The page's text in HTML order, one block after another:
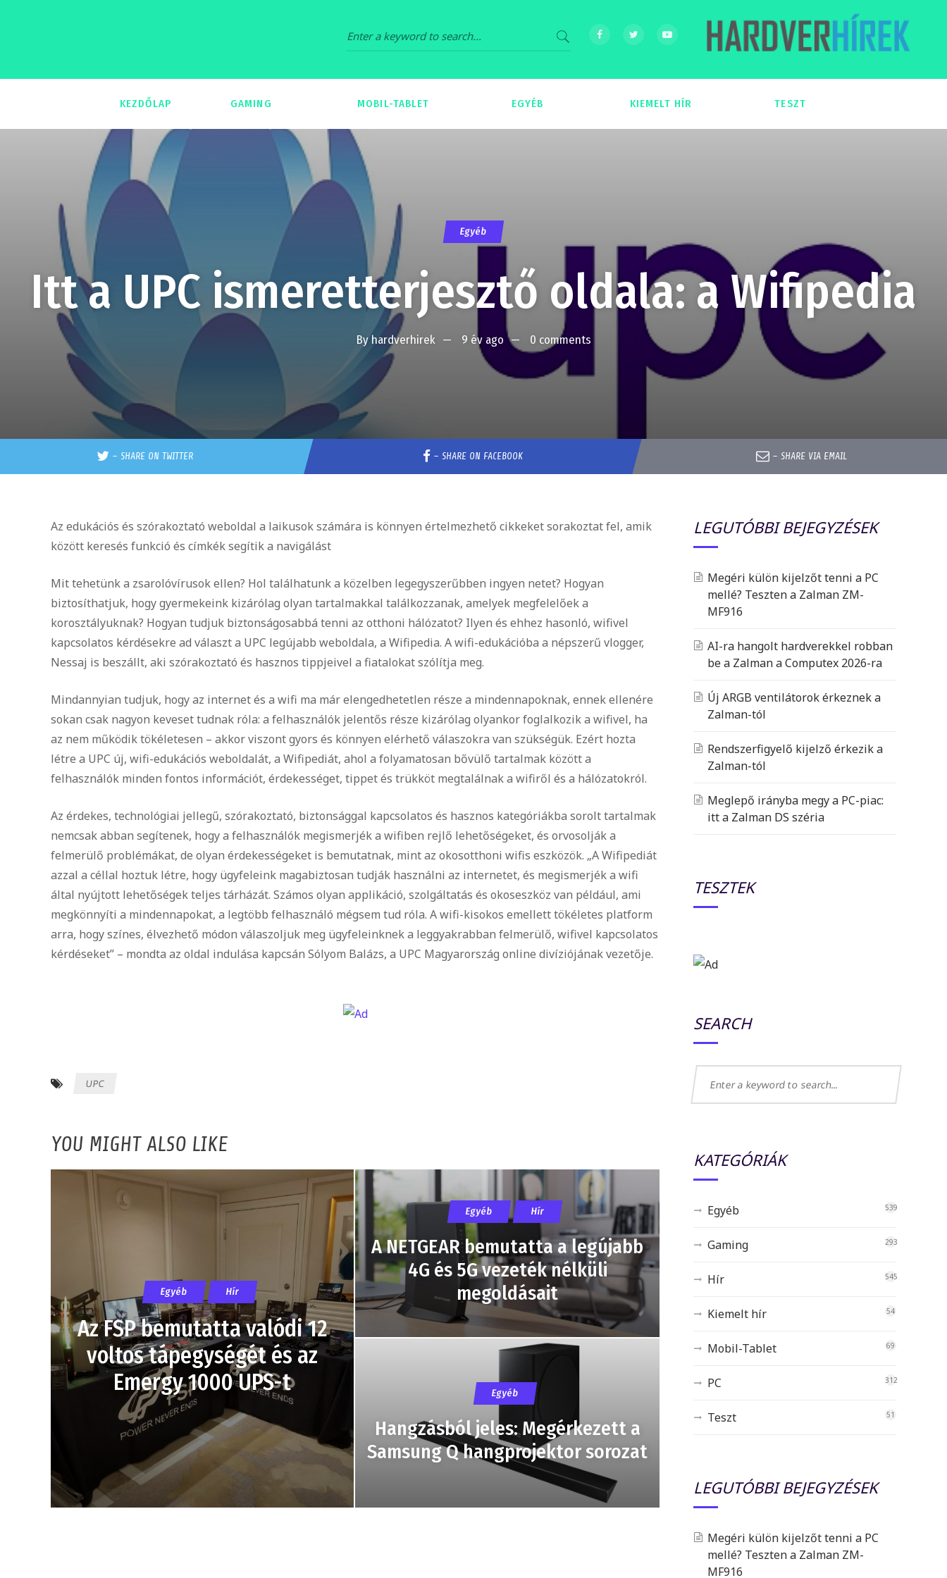
KEZDŐLAP GAMING MOBIL-TABLET EGYÉB KIEMELT HÍR TESZT
Egyéb
Itt a UPC ismeretterjesztő oldala: a Wifipedia
By hardverhirek 9 év ago 0 comments
– SHARE ON TWITTER – SHARE ON FACEBOOK – SHARE VIA EMAIL
Az edukációs és szórakoztató weboldal a laikusok számára is könnyen értelmezhető cikkeket sorakoztat fel, amik
között keresés funkció és címkék segítik a navigálást
Mit tehetünk a zsarolóvírusok ellen? Hol találhatunk a közelben legegyszerűbben ingyen netet? Hogyan
biztosíthatjuk, hogy gyermekeink kizárólag olyan tartalmakkal találkozzanak, amelyek megfelelőek a
korosztályuknak? Hogyan tudjuk biztonságosabbá tenni az otthoni hálózatot? Ilyen és ehhez hasonló, wifivel
kapcsolatos kérdésekre ad választ a UPC legújabb weboldala, a Wifipedia. A wifi-edukációba a népszerű vlogger,
Nessaj is beszállt, aki szórakoztató és hasznos tippjeivel a fiatalokat szólítja meg.
Mindannyian tudjuk, hogy az internet és a wifi ma már elengedhetetlen része a mindennapoknak, ennek ellenére
sokan csak nagyon keveset tudnak róla: a felhasználók jelentős része kizárólag olyankor foglalkozik a wifivel, ha
az nem működik tökéletesen – akkor viszont gyors és könnyen elérhető válaszokra van szükségük. Ezért hozta
létre a UPC új, wifi-edukációs weboldalát, a Wifipediát, ahol a folyamatosan bővülő tartalmak között a
felhasználók minden fontos információt, érdekességet, tippet és trükköt megtalálnak a wifiről és a hálózatokról.
Az érdekes, technológiai jellegű, szórakoztató, biztonsággal kapcsolatos és hasznos kategóriákba sorolt tartalmak
nemcsak abban segítenek, hogy a felhasználók megismerjék a wifiben rejlő lehetőségeket, és orvosolják a
felmerülő problémákat, de olyan érdekességeket is bemutatnak, mint az okosotthoni wifis eszközök. „A Wifipediát
azzal a céllal hoztuk létre, hogy ügyfeleink magabiztosan tudják használni az internetet, és megismerjék a wifi
által nyújtott lehetőségek teljes tárházát. Számos olyan applikáció, szolgáltatás és okoseszköz van például, ami
megkönnyíti a mindennapokat, a legtöbb felhasználó mégsem tud róla. A wifi-kisokos emellett tökéletes platform
arra, hogy színes, élvezhető módon válaszoljuk meg ügyfeleinknek a leggyakrabban felmerülő, wifivel kapcsolatos
kérdéseket” – mondta az oldal indulása kapcsán Sólyom Balázs, a UPC Magyarország online divíziójának vezetője.
UPC
YOU MIGHT ALSO LIKE
Egyéb Hír
Az FSP bemutatta valódi 12
voltos tápegységét és az
Emergy 1000 UPS-t
Egyéb Hír
A NETGEAR bemutatta a legújabb
4G és 5G vezeték nélküli
megoldásait
Egyéb
Hangzásból jeles: Megérkezett a
Samsung Q hangprojektor sorozat
LEGUTÓBBI BEJEGYZÉSEK
Megéri külön kijelzőt tenni a PC
mellé? Teszten a Zalman ZM-
MF916
AI-ra hangolt hardverekkel robban
be a Zalman a Computex 2026-ra
Új ARGB ventilátorok érkeznek a
Zalman-tól
Rendszerfigyelő kijelző érkezik a
Zalman-tól
Meglepő irányba megy a PC-piac:
itt a Zalman DS széria
TESZTEK
SEARCH
KATEGÓRIÁK
Egyéb 539
Gaming 293
Hír 545
Kiemelt hír 54
Mobil-Tablet 69
PC 312
Teszt 51
LEGUTÓBBI BEJEGYZÉSEK
Megéri külön kijelzőt tenni a PC
mellé? Teszten a Zalman ZM-
MF916